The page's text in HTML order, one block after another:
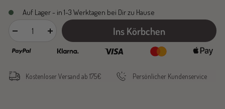
Auf Lager - in 1-3 Werktagen bei Dir zu Hause
verringern
Menge
erhöhen
Ins Körbchen
Kostenloser Versand ab 175€ Persönlicher Kundenservice